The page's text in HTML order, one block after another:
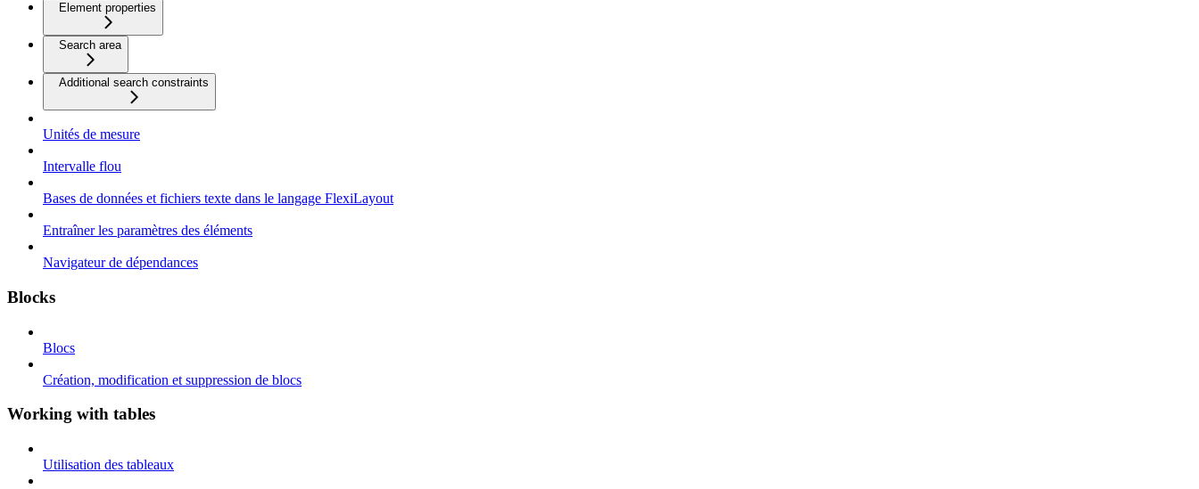
Element properties
Search area
Additional search constraints
Unités de mesure
Intervalle flou
Bases de données et fichiers texte dans le langage FlexiLayout
Entraîner les paramètres des éléments
Navigateur de dépendances
Blocks
Blocs
Création, modification et suppression de blocs
Working with tables
Utilisation des tableaux